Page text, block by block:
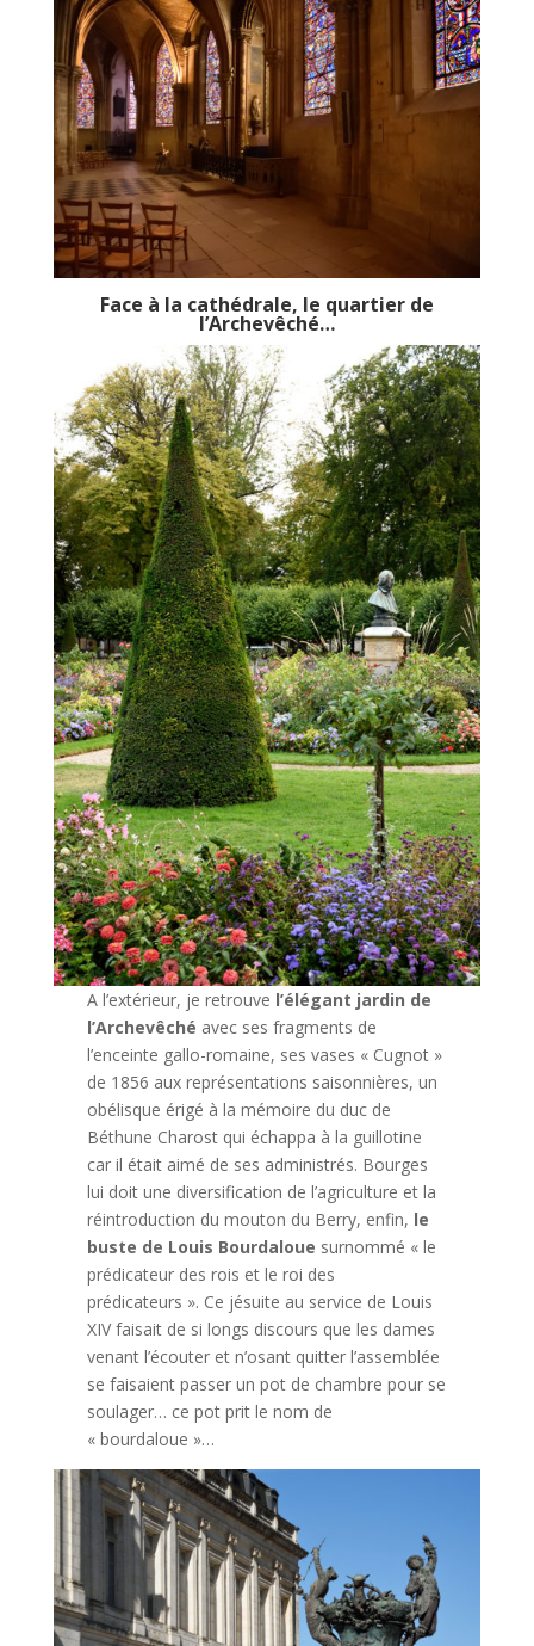
Face à la cathédrale, le quartier de
l’Archevêché…
A l’extérieur, je retrouve l’élégant jardin de
l’Archevêché avec ses fragments de
l’enceinte gallo-romaine, ses vases « Cugnot »
de 1856 aux représentations saisonnières, un
obélisque érigé à la mémoire du duc de
Béthune Charost qui échappa à la guillotine
car il était aimé de ses administrés. Bourges
lui doit une diversification de l’agriculture et la
réintroduction du mouton du Berry, enfin, le
buste de Louis Bourdaloue surnommé « le
prédicateur des rois et le roi des
prédicateurs ». Ce jésuite au service de Louis
XIV faisait de si longs discours que les dames
venant l’écouter et n’osant quitter l’assemblée
se faisaient passer un pot de chambre pour se
soulager… ce pot prit le nom de
« bourdaloue »…